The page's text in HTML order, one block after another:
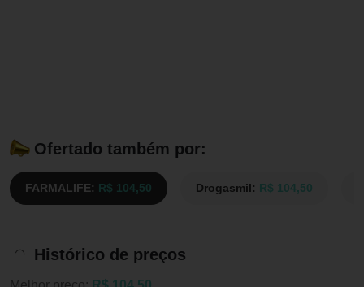
Ofertado também por:
FARMALIFE: R$ 104,50 Drogasmil: R$ 104,50
Histórico de preços